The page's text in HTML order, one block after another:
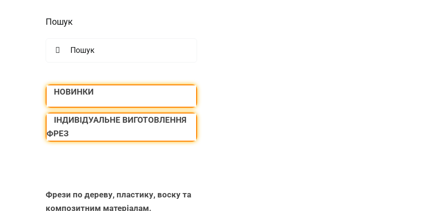
Пошук
НОВИНКИ
ІНДИВІДУАЛЬНЕ ВИГОТОВЛЕННЯ
ФРЕЗ
Фрези по дереву, пластику, воску та
композитним матеріалам.